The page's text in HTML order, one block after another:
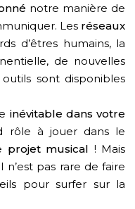
notre manière de
Les réseaux
d’êtres humains, la
de nouvelles
sont disponibles
inévitable dans votre
rôle à jouer dans le
projet musical ! Mais
n’est pas rare de faire
pour surfer sur la